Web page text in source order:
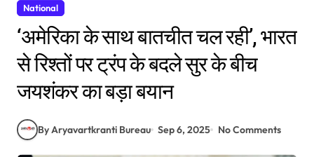
National
‘अमेरिका के साथ बातचीत चल रही’, भारत
से रिश्तों पर ट्रंप के बदले सुर के बीच
जयशंकर का बड़ा बयान
By Aryavartkranti Bureau Sep 6, 2025 No Comments